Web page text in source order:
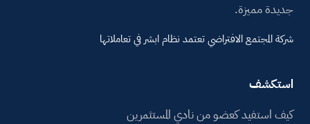
جديدة مميزة.
شركة المجتمع الافتراضي تعتمد نظام ابشر في تعاملاتها
استكشف
كيف استفيد كعضو من نادي المستثمرين